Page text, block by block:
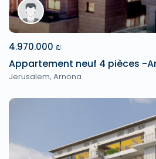
4.970.000 ₪
Appartement neuf 4 pièces -
Jerusalem, Arnona